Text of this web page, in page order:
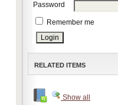
Password
Remember me
RELATED ITEMS
Show all